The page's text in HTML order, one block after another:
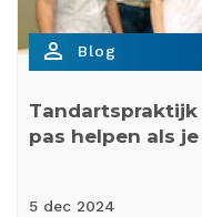
person_outline Blog
Tandartspraktijk
pas helpen als
5 dec 2024